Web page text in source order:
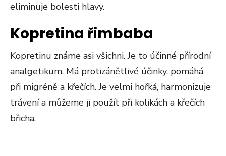
eliminuje bolesti hlavy.
Kopretina řimbaba
Kopretinu známe asi všichni. Je to účinné přírodní
analgetikum. Má protizánětlivé účinky, pomáhá
při migréně a křečích. Je velmi hořká, harmonizuje
trávení a můžeme ji použít při kolikách a křečích
břicha.